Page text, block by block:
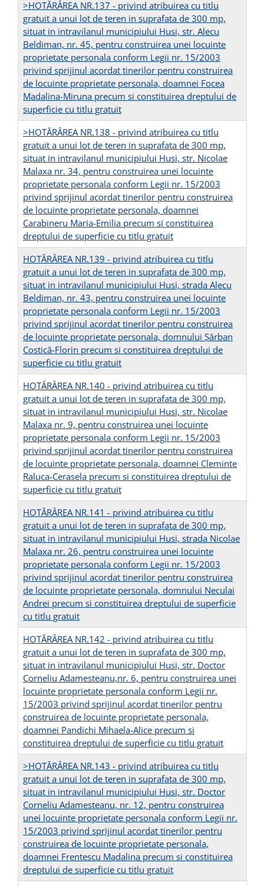
>HOTĂRÂREA NR.137 - privind atribuirea cu titlu
gratuit a unui lot de teren in suprafata de 300 mp,
situat in intravilanul municipiului Husi, str. Alecu
Beldiman, nr. 45, pentru construirea unei locuinte
proprietate personala conform Legii nr. 15/2003
privind sprijinul acordat tinerilor pentru construirea
de locuinte proprietate personala, doamnei Focea
Madalina-Miruna precum si constituirea dreptului de
superficie cu titlu gratuit
>HOTĂRÂREA NR.138 - privind atribuirea cu titlu
gratuit a unui lot de teren in suprafata de 300 mp,
situat in intravilanul municipiului Husi, str. Nicolae
Malaxa nr. 34, pentru construirea unei locuinte
proprietate personala conform Legii nr. 15/2003
privind sprijinul acordat tinerilor pentru construirea
de locuinte proprietate personala, doamnei
Carabineru Maria-Emilia precum si constituirea
dreptului de superficie cu titlu gratuit
HOTĂRÂREA NR.139 - privind atribuirea cu titlu
gratuit a unui lot de teren in suprafata de 300 mp,
situat in intravilanul municipiului Husi, strada Alecu
Beldiman, nr. 43, pentru construirea unei locuinte
proprietate personala conform Legii nr. 15/2003
privind sprijinul acordat tinerilor pentru construirea
de locuinte proprietate personala, domnului Șărban
Costică-Florin precum si constituirea dreptului de
superficie cu titlu gratuit
HOTĂRÂREA NR.140 - privind atribuirea cu titlu
gratuit a unui lot de teren in suprafata de 300 mp,
situat in intravilanul municipiului Husi, str. Nicolae
Malaxa nr. 9, pentru construirea unei locuinte
proprietate personala conform Legii nr. 15/2003
privind sprijinul acordat tinerilor pentru construirea
de locuinte proprietate personala, doamnei Cleminte
Raluca-Cerasela precum si constituirea dreptului de
superficie cu titlu gratuit
HOTĂRÂREA NR.141 - privind atribuirea cu titlu
gratuit a unui lot de teren in suprafata de 300 mp,
situat in intravilanul municipiului Husi, strada Nicolae
Malaxa nr. 26, pentru construirea unei locuinte
proprietate personala conform Legii nr. 15/2003
privind sprijinul acordat tinerilor pentru construirea
de locuinte proprietate personala, domnului Neculai
Andrei precum si constituirea dreptului de superficie
cu titlu gratuit
HOTĂRÂREA NR.142 - privind atribuirea cu titlu
gratuit a unui lot de teren in suprafata de 300 mp,
situat in intravilanul municipiului Husi, str. Doctor
Corneliu Adamesteanu,nr. 6, pentru construirea unei
locuinte proprietate personala conform Legii nr.
15/2003 privind sprijinul acordat tinerilor pentru
construirea de locuinte proprietate personala,
doamnei Pandichi Mihaela-Alice precum si
constituirea dreptului de superficie cu titlu gratuit
>HOTĂRÂREA NR.143 - privind atribuirea cu titlu
gratuit a unui lot de teren in suprafata de 300 mp,
situat in intravilanul municipiului Husi, str. Doctor
Corneliu Adamesteanu, nr. 12, pentru construirea
unei locuinte proprietate personala conform Legii nr.
15/2003 privind sprijinul acordat tinerilor pentru
construirea de locuinte proprietate personala,
doamnei Frentescu Madalina precum si constituirea
dreptului de superficie cu titlu gratuit